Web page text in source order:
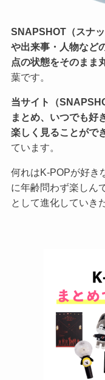
SNAPSHOT（スナッ
や出来事・人物など
点の状態をそのまま
葉です。
当サイト（
まとめ、いつでも好
楽しく見ることがで
ています。
何れはK-POPが好き
に年齢問わず楽しん
として進化していき